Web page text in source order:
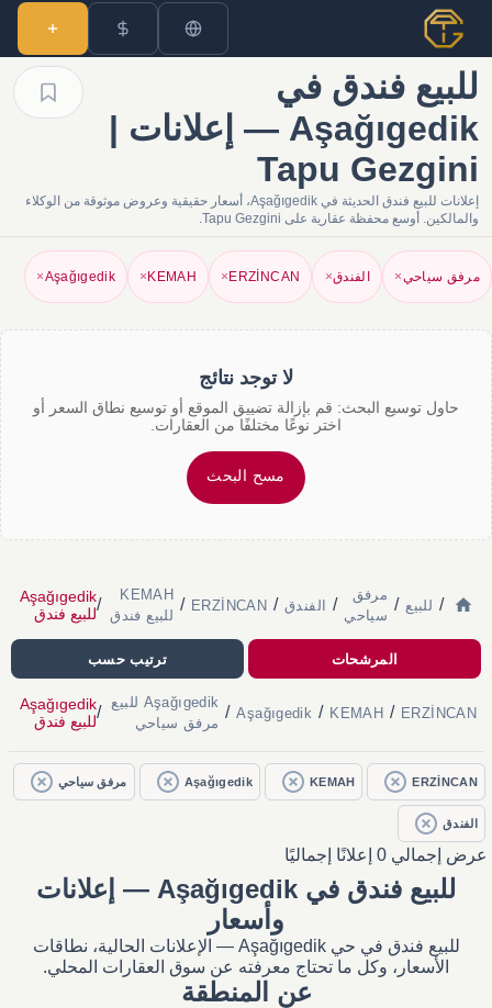
للبيع فندق في
Aşağıgedik — إعلانات |
Tapu Gezgini
إعلانات للبيع فندق الحديثة في Aşağıgedik، أسعار حقيقية وعروض موثوقة من الوكلاء
والمالكين. أوسع محفظة عقارية على Tapu Gezgini.
مرفق سياحي× الفندق×
ERZİNCAN
×
KEMAH
×
Aşağıgedik
×
لا توجد نتائج
حاول توسيع البحث: قم بإزالة تضييق الموقع أو توسيع نطاق السعر أو
اختر نوعًا مختلفًا من العقارات.
مسح البحث
/ للبيع /
مرفق
سياحي
/ الفندق /
ERZİNCAN
/
KEMAH
للبيع فندق
/
Aşağıgedik
للبيع فندق
المرشحات ترتيب حسب
ERZİNCAN
/
KEMAH
/
Aşağıgedik
/
Aşağıgedik للبيع
مرفق سياحي
/
Aşağıgedik
للبيع فندق
ERZİNCAN
KEMAH
Aşağıgedik مرفق سياحي
الفندق
عرض إجمالي 0 إعلانًا إجماليًا
للبيع فندق في Aşağıgedik — إعلانات
وأسعار
للبيع فندق في حي Aşağıgedik — الإعلانات الحالية، نطاقات
الأسعار، وكل ما تحتاج معرفته عن سوق العقارات المحلي.
عن المنطقة